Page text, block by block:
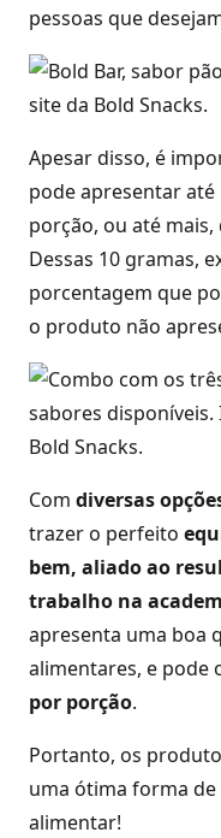
pessoas que
Apesar disso, é
pode apresentar
porção, ou até
Dessas 10 gramas,
porcentagem que
o produto não
Com diversas
trazer o perfeito
bem, aliado ao
trabalho na
apresenta uma boa
alimentares, e pode
por porção.
Portanto, os
uma ótima forma
alimentar!